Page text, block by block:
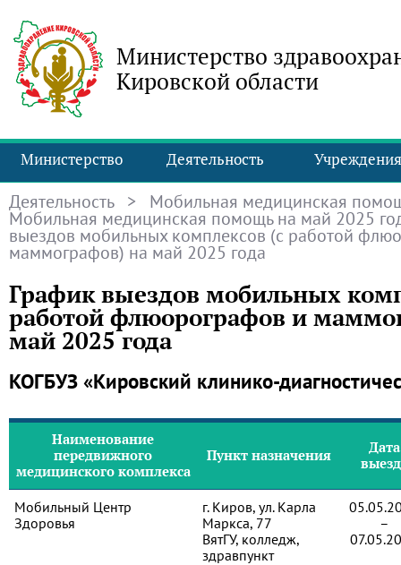
Министерство
Кировской области
Министерство Деятельность Учреждения
Деятельность > Мобильная медицинская
Мобильная медицинская помощь на май 2025
выездов мобильных комплексов (с работой
маммографов) на май 2025 года
График выездов мобильных
работой флюорографов и
май 2025 года
КОГБУЗ «Кировский клинико-
Наименование
передвижного
медицинского комплекса
Пункт назначения
Дата
Мобильный Центр
Здоровья
г. Киров, ул. Карла
Маркса, 77
ВятГУ, колледж,
здравпункт
–